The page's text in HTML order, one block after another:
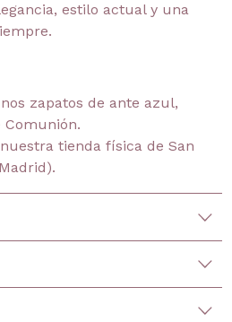
estilo actual y una
zapatos de ante azul,
tienda física de San